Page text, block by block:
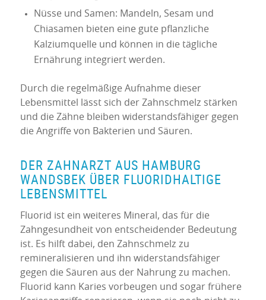
Nüsse und Samen: Mandeln, Sesam und
Chiasamen bieten eine gute pflanzliche
Kalziumquelle und können in die tägliche
Ernährung integriert werden.
Durch die regelmäßige Aufnahme dieser
Lebensmittel lässt sich der Zahnschmelz stärken
und die Zähne bleiben widerstandsfähiger gegen
die Angriffe von Bakterien und Säuren.
DER ZAHNARZT AUS HAMBURG
WANDSBEK ÜBER FLUORIDHALTIGE
LEBENSMITTEL
Fluorid ist ein weiteres Mineral, das für die
Zahngesundheit von entscheidender Bedeutung
ist. Es hilft dabei, den Zahnschmelz zu
remineralisieren und ihn widerstandsfähiger
gegen die Säuren aus der Nahrung zu machen.
Fluorid kann Karies vorbeugen und sogar frühere